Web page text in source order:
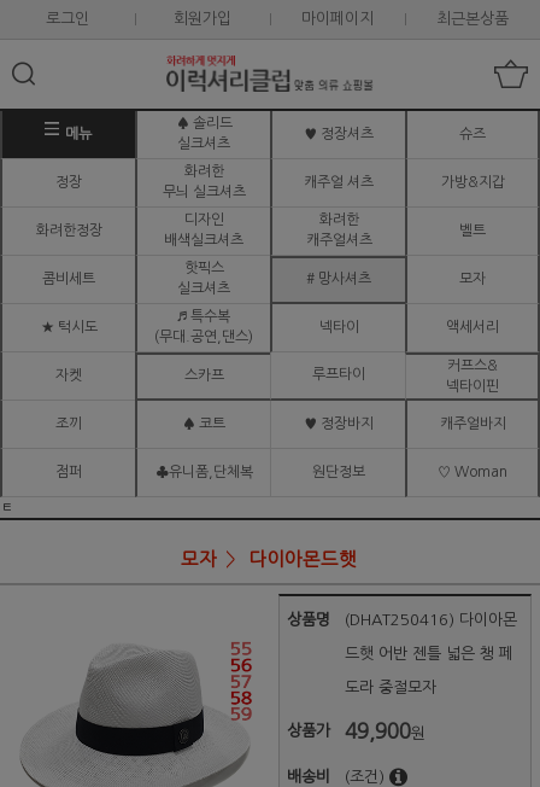
로그인 회원가입 마이페이지 최근본상품
메뉴
♠ 솔리드
실크셔츠
♥ 정장셔츠 슈즈
정장
화려한
무늬 실크셔츠
캐주얼 셔츠 가방&지갑
화려한정장
디자인
배색실크셔츠
화려한
캐주얼셔츠
벨트
콤비세트
핫픽스
실크셔츠
# 망사셔츠 모자
★ 턱시도
♬ 특수복
(무대.공연,댄스)
넥타이 액세서리
자켓 스카프 루프타이
커프스&
넥타이핀
조끼 ♠ 코트 ♥ 정장바지 캐주얼바지
점퍼 ♣유니폼,단체복 원단정보 ♡ Woman
ㅌ
모자 다이아몬드햇
상품명 (DHAT250416) 다이아몬
드햇 어반 젠틀 넓은 챙 페
도라 중절모자
상품가 49,900원
배송비 (조건)